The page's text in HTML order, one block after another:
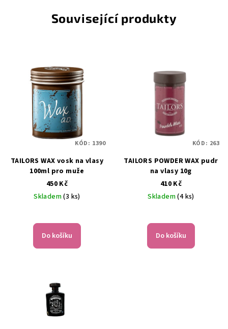
Související produkty
TAILORS WAX vosk na vlasy
100ml pro muže
450 Kč
Skladem(3 ks)
Do košíku
KÓD: 1390
TAILORS POWDER WAX pudr
na vlasy 10g
410 Kč
Skladem(4 ks)
Do košíku
KÓD: 263